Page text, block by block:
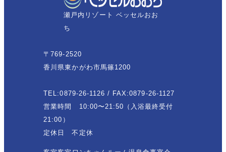
瀬戸内リゾート ベッセルおお
ち
〒769-2520
香川県東かがわ市馬篠1200
TEL:0879-26-1126 / FAX:0879-26-1127
営業時間 10:00〜21:50（入浴最終受付
21:00）
定休日 不定休